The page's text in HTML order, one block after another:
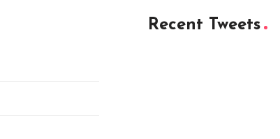
Recent Tweets